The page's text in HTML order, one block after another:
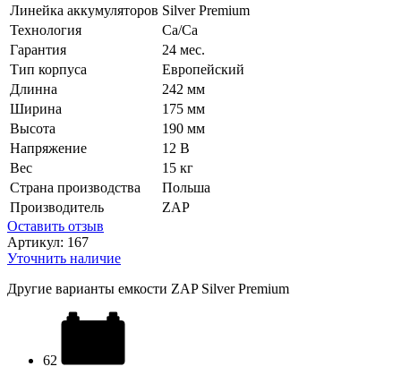
Линейка аккумуляторов Silver Premium
Технология
Ca/Ca
Гарантия
24 мес.
Тип корпуса
Европейский
Длинна
242 мм
Ширина
175 мм
Высота
190 мм
Напряжение
12 В
Вес
15 кг
Страна производства
Польша
Производитель
ZAP
Оставить отзыв
Артикул: 167
Уточнить наличие
Другие варианты емкости ZAP Silver Premium
62